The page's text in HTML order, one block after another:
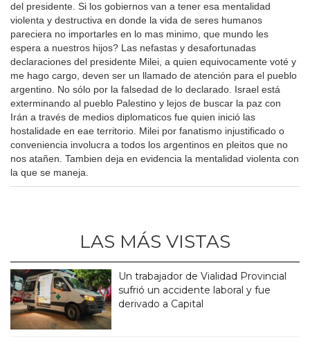
del presidente. Si los gobiernos van a tener esa mentalidad
violenta y destructiva en donde la vida de seres humanos
pareciera no importarles en lo mas minimo, que mundo les
espera a nuestros hijos? Las nefastas y desafortunadas
declaraciones del presidente Milei, a quien equivocamente voté y
me hago cargo, deven ser un llamado de atención para el pueblo
argentino. No sólo por la falsedad de lo declarado. Israel está
exterminando al pueblo Palestino y lejos de buscar la paz con
Irán a través de medios diplomaticos fue quien inició las
hostalidade en eae territorio. Milei por fanatismo injustificado o
conveniencia involucra a todos los argentinos en pleitos que no
nos atañen. Tambien deja en evidencia la mentalidad violenta con
la que se maneja.
LAS MÁS VISTAS
Un trabajador de Vialidad Provincial
sufrió un accidente laboral y fue
derivado a Capital